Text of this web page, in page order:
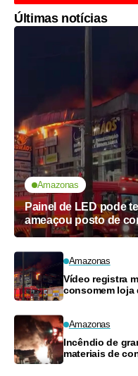
Últimas notícias
Amazonas
Painel de LED pode
ameaçou posto de
Amazonas
Vídeo registra
consomem loja
Amazonas
Incêndio de
materiais de